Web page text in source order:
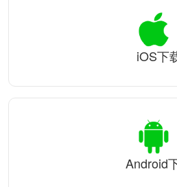
iOS下
Android